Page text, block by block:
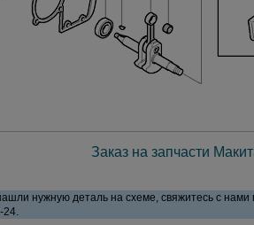
Заказ на запчасти
нужную деталь на схеме, свяжитесь с
24.